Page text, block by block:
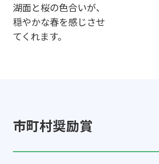
湖面と桜の色合いが、
穏やかな春を感じさせ
てくれます。
市町村奨励賞